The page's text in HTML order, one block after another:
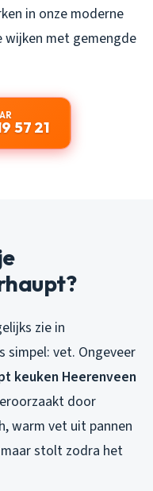
in onze moderne
wijken met gemengde
57 21
zie in
simpel: vet. Ongeveer
keuken Heerenveen
door
warm vet uit pannen
stolt zodra het